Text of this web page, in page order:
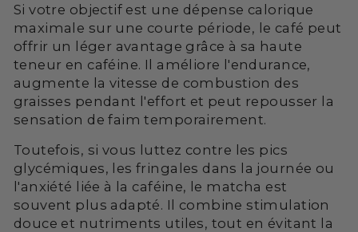
Si votre objectif est une dépense calorique
maximale sur une courte période, le café peut
offrir un léger avantage grâce à sa haute
teneur en caféine. Il améliore l'endurance,
augmente la vitesse de combustion des
graisses pendant l'effort et peut repousser la
sensation de faim temporairement.
Toutefois, si vous luttez contre les pics
glycémiques, les fringales dans la journée ou
l'anxiété liée à la caféine, le matcha est
souvent plus adapté. Il combine stimulation
douce et nutriments utiles, tout en évitant la